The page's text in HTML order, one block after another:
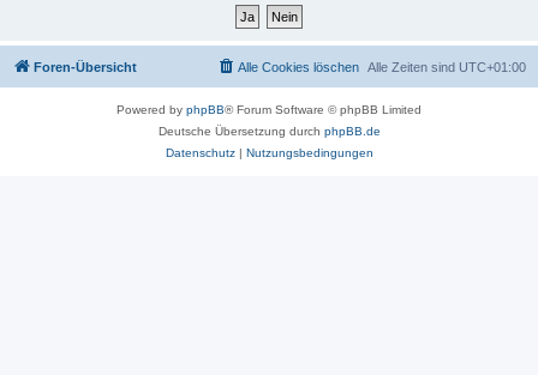
Foren-Übersicht Alle Zeiten sind UTC+01:00
Alle Cookies löschen
Powered by phpBB® Forum Software © phpBB Limited
Deutsche Übersetzung durch phpBB.de
Datenschutz| Nutzungsbedingungen